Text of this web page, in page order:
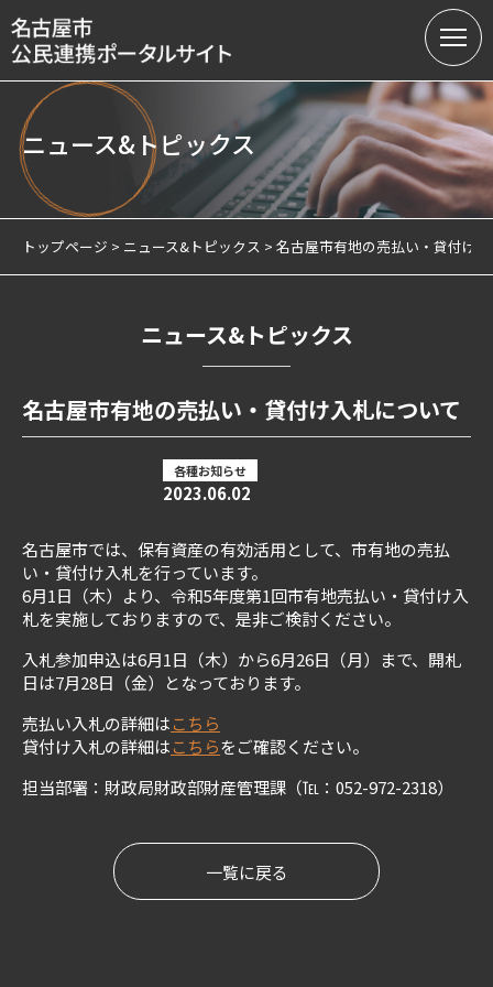
名古屋市の公民連携
提案募集中の課題（テーマ型）
提案受付（テーマ型・フリー型）
サテライトオフィスについて
ニュース&トピックス
トップページ ニュース&トピックス 名古屋市有地の売払い・貸付け
ニュース&トピックス
名古屋市有地の売払い・貸付け入札について
各種お知らせ
2023.06.02
名古屋市では、保有資産の有効活用として、市有地の売払
い・貸付け入札を行っています。
6月1日（木）より、令和5年度第1回市有地売払い・貸付け入
札を実施しておりますので、是非ご検討ください。
入札参加申込は6月1日（木）から6月26日（月）まで、開札
日は7月28日（金）となっております。
売払い入札の詳細はこちら
貸付け入札の詳細はこちらをご確認ください。
担当部署：財政局財政部財産管理課（℡：052-972-2318）
一覧に戻る